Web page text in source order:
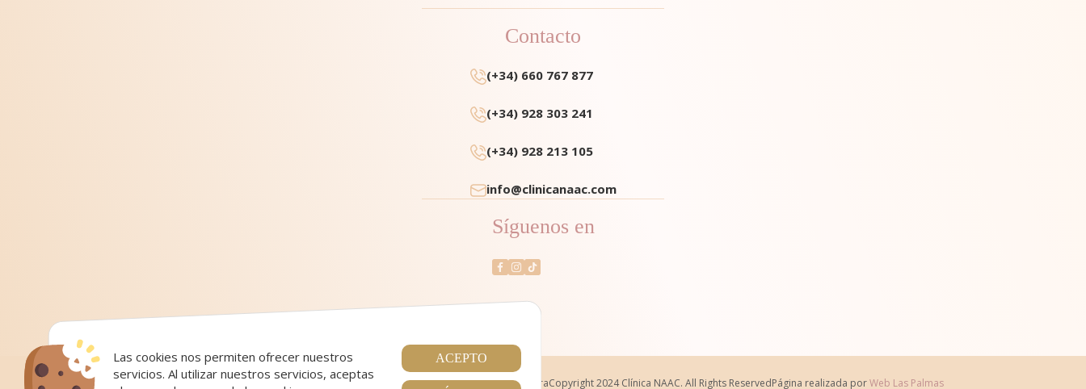
Las cookies nos permiten ofrecer nuestros
servicios. Al utilizar nuestros servicios, aceptas
ACEPTO
Contacto
(+34) 660 767 877
(+34) 928 303 241
(+34) 928 213 105
info@clinicanaac.com
Síguenos en
Cookies |Cookies policy |Aviso Legal y Política de Privacidad|Condiciones de compraCopyright 2024 Clínica NAAC. All Rights ReservedPágina realizada porWeb Las Palmas